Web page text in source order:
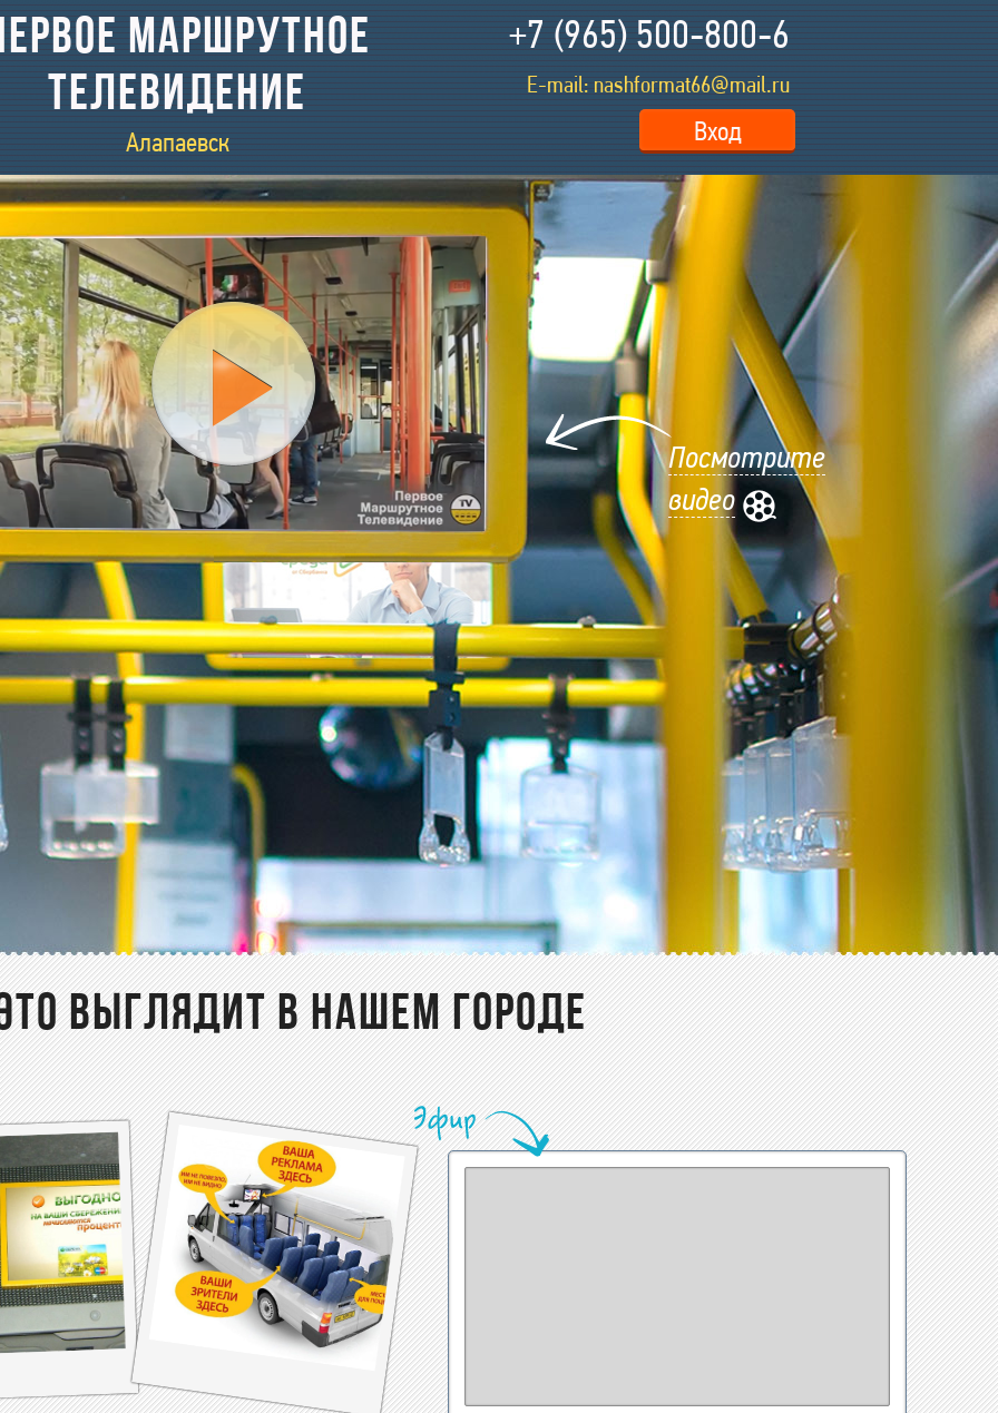
+7 (965) 500-800-6
E-mail: nashformat66@mail.ru
МАРШРУТНОЕ
ТЕЛЕВИДЕНИЕ
Алапаевск
Посмотрите
видео
ВЫГЛЯДИТ В НАШЕМ ГОРОДЕ